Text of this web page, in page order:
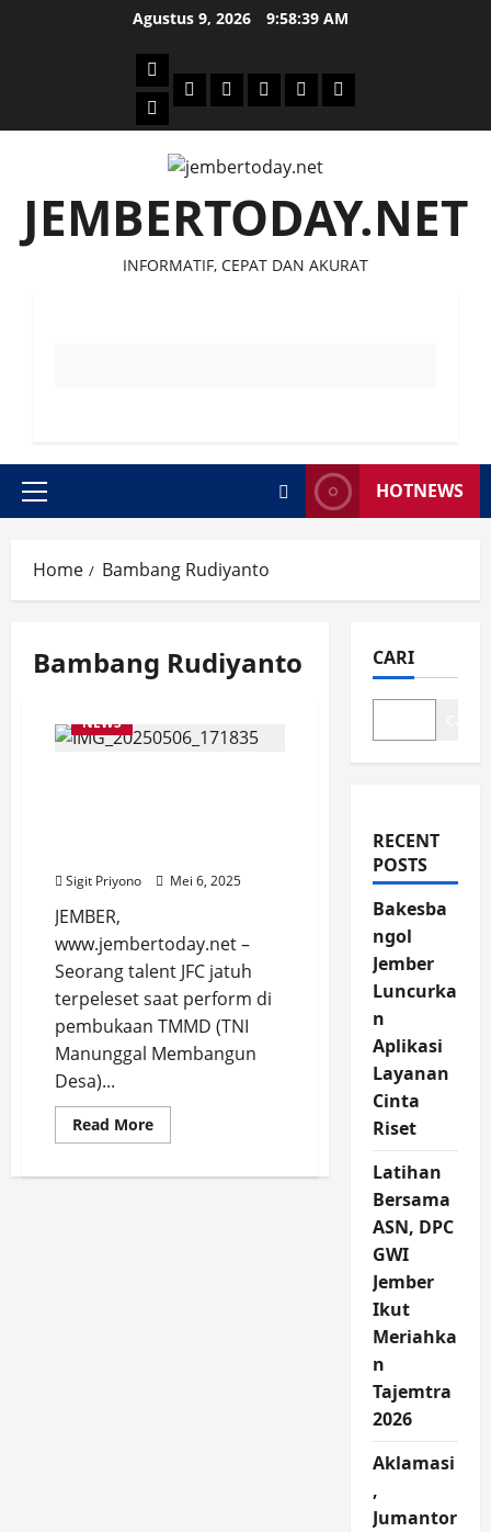
Agustus 9, 2026 9:58:39 AM
Beranda
News
PolitikOtomotifEkonomiSosialtentang
JEMBERTODAY.NET
INFORMATIF, CEPAT DAN AKURAT
Primary
HOTNEWS
Home Bambang Rudiyanto
Bambang Rudiyanto
NEWS
Sigit Priyono Mei 6, 2025
JEMBER,
www.jembertoday.net –
Seorang talent JFC jatuh
terpeleset saat perform di
pembukaan TMMD (TNI
Manunggal Membangun
Desa)...
Read MoreRead
more
tak
CARI
RECENT
POSTS
Bakesba
ngol
Jember
Luncurka
n
Aplikasi
Layanan
Cinta
Riset
Latihan
Bersama
ASN, DPC
GWI
Jember
Ikut
Meriahka
n
Tajemtra
2026
Aklamasi
,
Jumantor